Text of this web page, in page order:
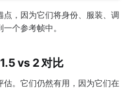
，因为它们将身份、服装、调
个参考帧中。
vs 2 对比
。它们仍然有用，因为它们在